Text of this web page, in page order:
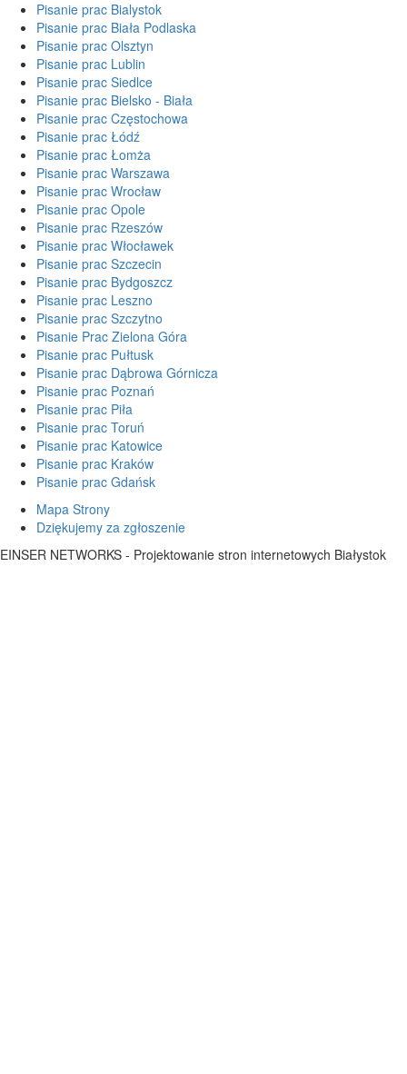
Pisanie prac Bialystok
Pisanie prac Biała Podlaska
Pisanie prac Olsztyn
Pisanie prac Lublin
Pisanie prac Siedlce
Pisanie prac Bielsko - Biała
Pisanie prac Częstochowa
Pisanie prac Łódź
Pisanie prac Łomża
Pisanie prac Warszawa
Pisanie prac Wrocław
Pisanie prac Opole
Pisanie prac Rzeszów
Pisanie prac Włocławek
Pisanie prac Szczecin
Pisanie prac Bydgoszcz
Pisanie prac Leszno
Pisanie prac Szczytno
Pisanie Prac Zielona Góra
Pisanie prac Pułtusk
Pisanie prac Dąbrowa Górnicza
Pisanie prac Poznań
Pisanie prac Piła
Pisanie prac Toruń
Pisanie prac Katowice
Pisanie prac Kraków
Pisanie prac Gdańsk
Mapa Strony
Dziękujemy za zgłoszenie
EINSER NETWORKS - Projektowanie stron internetowych Białystok